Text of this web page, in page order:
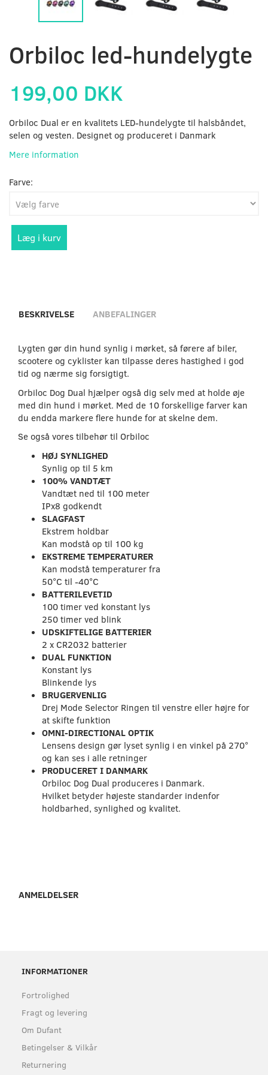
Orbiloc led-hundelygte
199,00 DKK
Orbiloc Dual er en kvalitets LED-hundelygte til halsbåndet,
selen og vesten. Designet og produceret i Danmark
Mere information
Farve:
Læg i kurv
BESKRIVELSE ANBEFALINGER
Lygten gør din hund synlig i mørket, så førere af biler,
scootere og cyklister kan tilpasse deres hastighed i god
tid og nærme sig forsigtigt.
Orbiloc Dog Dual hjælper også dig selv med at holde øje
med din hund i mørket. Med de 10 forskellige farver kan
du endda markere flere hunde for at skelne dem.
Se også vores tilbehør til Orbiloc
HØJ SYNLIGHED
Synlig op til 5 km
100% VANDTÆT
Vandtæt ned til 100 meter
IPx8 godkendt
SLAGFAST
Ekstrem holdbar
Kan modstå op til 100 kg
EKSTREME TEMPERATURER
Kan modstå temperaturer fra
50°C til -40°C
BATTERILEVETID
100 timer ved konstant lys
250 timer ved blink
UDSKIFTELIGE BATTERIER
2 x CR2032 batterier
DUAL FUNKTION
Konstant lys
Blinkende lys
BRUGERVENLIG
Drej Mode Selector Ringen til venstre eller højre for
at skifte funktion
OMNI-DIRECTIONAL OPTIK
Lensens design gør lyset synlig i en vinkel på 270°
og kan ses i alle retninger
PRODUCERET I DANMARK
Orbiloc Dog Dual produceres i Danmark.
Hvilket betyder højeste standarder indenfor
holdbarhed, synlighed og kvalitet.
ANMELDELSER
INFORMATIONER
Fortrolighed
Fragt og levering
Om Dufant
Betingelser & Vilkår
Returnering